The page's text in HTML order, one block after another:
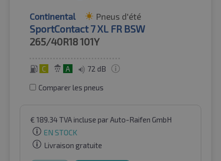
Continental Pneus d'été
SportContact 7 XL FR BSW
265/40R18101Y
C A 72 dB
Comparer les pneus
€ 189.34TVA incluse par Auto-Raifen GmbH
EN STOCK
Livraison gratuite